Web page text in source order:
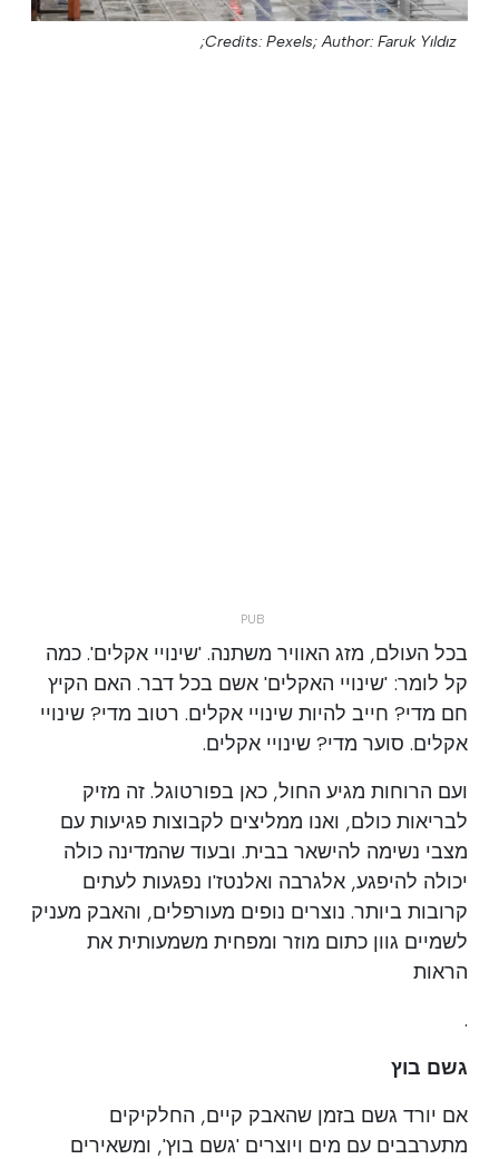
Credits: Pexels; Author: Faruk Yıldız;
בכל העולם, מזג האוויר משתנה. 'שינויי אקלים'. כמה
קל לומר: 'שינויי האקלים' אשם בכל דבר. האם הקיץ
חם מדי? חייב להיות שינויי אקלים. רטוב מדי? שינויי
אקלים. סוער מדי? שינויי אקלים.
ועם הרוחות מגיע החול, כאן בפורטוגל. זה מזיק
לבריאות כולם, ואנו ממליצים לקבוצות פגיעות עם
מצבי נשימה להישאר בבית. ובעוד שהמדינה כולה
יכולה להיפגע, אלגרבה ואלנטז'ו נפגעות לעתים
קרובות ביותר. נוצרים נופים מעורפלים, והאבק מעניק
לשמיים גוון כתום מוזר ומפחית משמעותית את
הראות
.
גשם בוץ
אם יורד גשם בזמן שהאבק קיים, החלקיקים
מתערבבים עם מים ויוצרים 'גשם בוץ', ומשאירים